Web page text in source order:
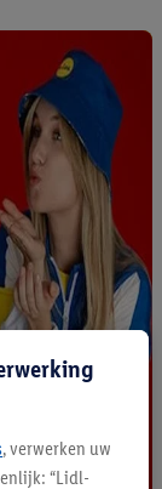
, verwerken uw
“Lidl-